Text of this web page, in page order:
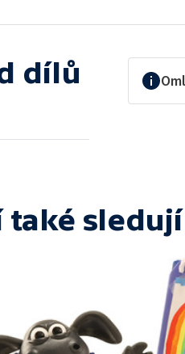
dílů
také sledují